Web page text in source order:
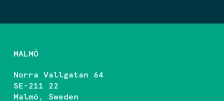
MALMÖ
Norra Vallgatan 64
SE-211 22
Malmö, Sweden